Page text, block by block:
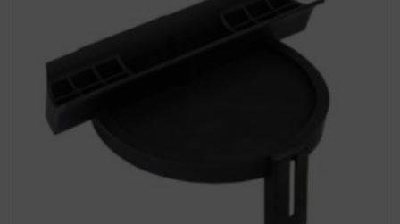
verlanglijst